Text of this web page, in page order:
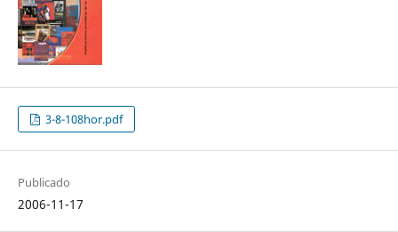
3-8-108hor.pdf
Publicado
2006-11-17